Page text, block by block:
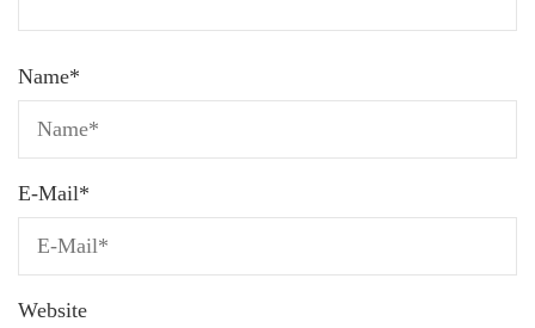
Name*
E-Mail*
Website